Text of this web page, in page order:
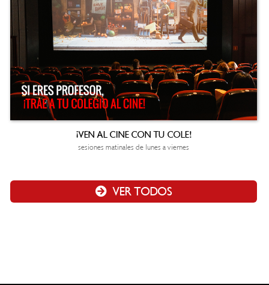
¡VEN AL CINE CON TU COLE!
sesiones matinales de lunes a viernes
VER TODOS